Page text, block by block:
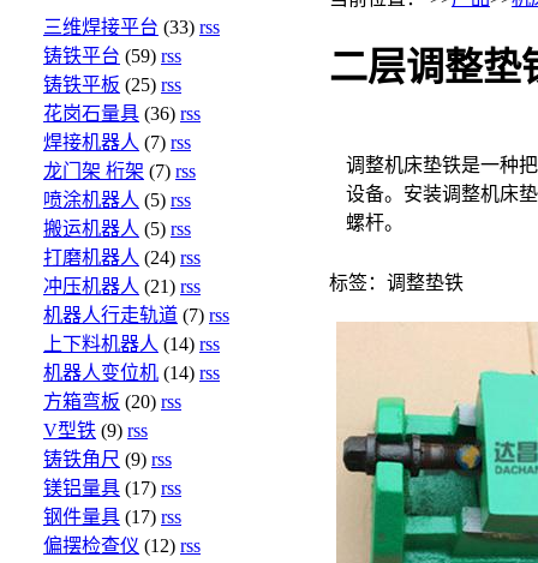
三维焊接平台 (33) rss
铸铁平台 (59) rss
铸铁平板 (25) rss
花岗石量具 (36) rss
焊接机器人 (7) rss
龙门架 桁架 (7) rss
喷涂机器人 (5) rss
搬运机器人 (5) rss
打磨机器人 (24) rss
冲压机器人 (21) rss
机器人行走轨道 (7) rss
上下料机器人 (14) rss
机器人变位机 (14) rss
方箱弯板 (20) rss
V型铁 (9) rss
铸铁角尺 (9) rss
镁铝量具 (17) rss
钢件量具 (17) rss
偏摆检查仪 (12) rss
二层调整垫
调整机床垫铁是一种
设备。安装调整机床
螺杆。
标签：调整垫铁